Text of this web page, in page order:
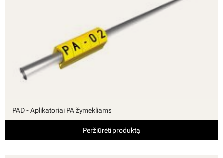
PAD - Aplikatoriai PA žymekliams
Peržiūrėti produktą